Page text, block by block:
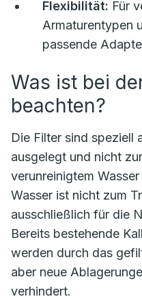
Flexibilität: Für
Armaturentypen
passende
Was ist bei
beachten?
Die Filter sind speziell
ausgelegt und nicht
verunreinigtem
Wasser ist nicht zum
ausschließlich für die
Bereits bestehende
werden durch das
aber neue
verhindert.